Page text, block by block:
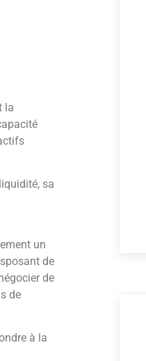
la
sa
un
de
de
de
à la